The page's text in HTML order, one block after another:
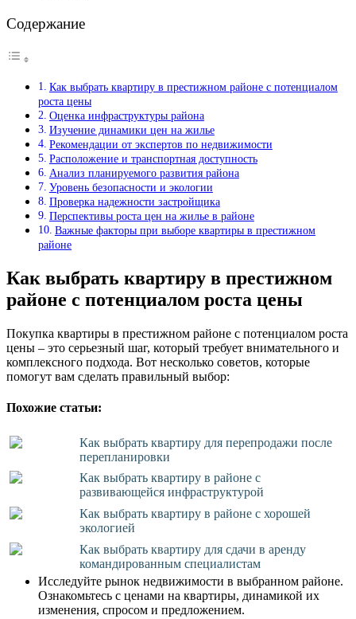
Содержание
Как выбрать квартиру в престижном районе с потенциалом
роста цены
Оценка инфраструктуры района
Изучение динамики цен на жилье
Рекомендации от экспертов по недвижимости
Расположение и транспортная доступность
Анализ планируемого развития района
Уровень безопасности и экологии
Проверка надежности застройщика
Перспективы роста цен на жилье в районе
Важные факторы при выборе квартиры в престижном
районе
Как выбрать квартиру в престижном
районе с потенциалом роста цены
Покупка квартиры в престижном районе с потенциалом роста
цены – это серьезный шаг, который требует внимательного и
комплексного подхода. Вот несколько советов, которые
помогут вам сделать правильный выбор:
Похожие статьи:
Как выбрать квартиру для перепродажи после
перепланировки
Как выбрать квартиру в районе с
развивающейся инфраструктурой
Как выбрать квартиру в районе с хорошей
экологией
Как выбрать квартиру для сдачи в аренду
командированным специалистам
Исследуйте рынок недвижимости в выбранном районе.
Ознакомьтесь с ценами на квартиры, динамикой их
изменения, спросом и предложением.